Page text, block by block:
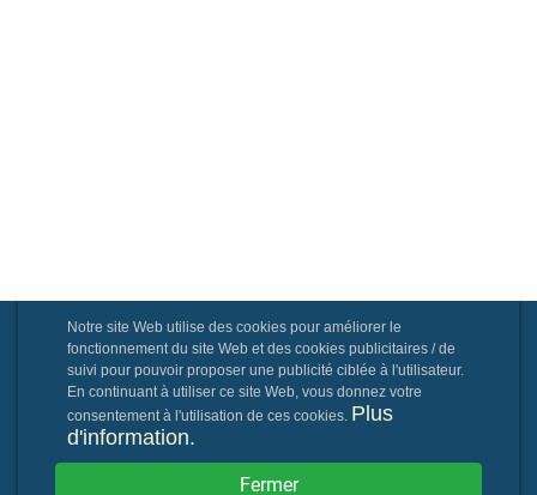
Notre site Web utilise des cookies pour améliorer le
fonctionnement du site Web et des cookies publicitaires / de
suivi pour pouvoir proposer une publicité ciblée à l'utilisateur.
En continuant à utiliser ce site Web, vous donnez votre
consentement à l'utilisation de ces cookies. Plus
d'information.
Fermer